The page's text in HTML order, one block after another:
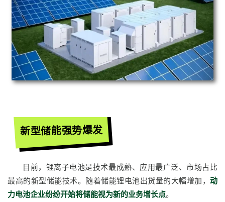
新型储能强势爆发
目前，锂离子电池是技术最成熟、应用最广泛、市场占比
最高的新型储能技术。随着储能锂电池出货量的大幅增加， 动
力电池企业纷纷开始将储能视为新的业务增长点。